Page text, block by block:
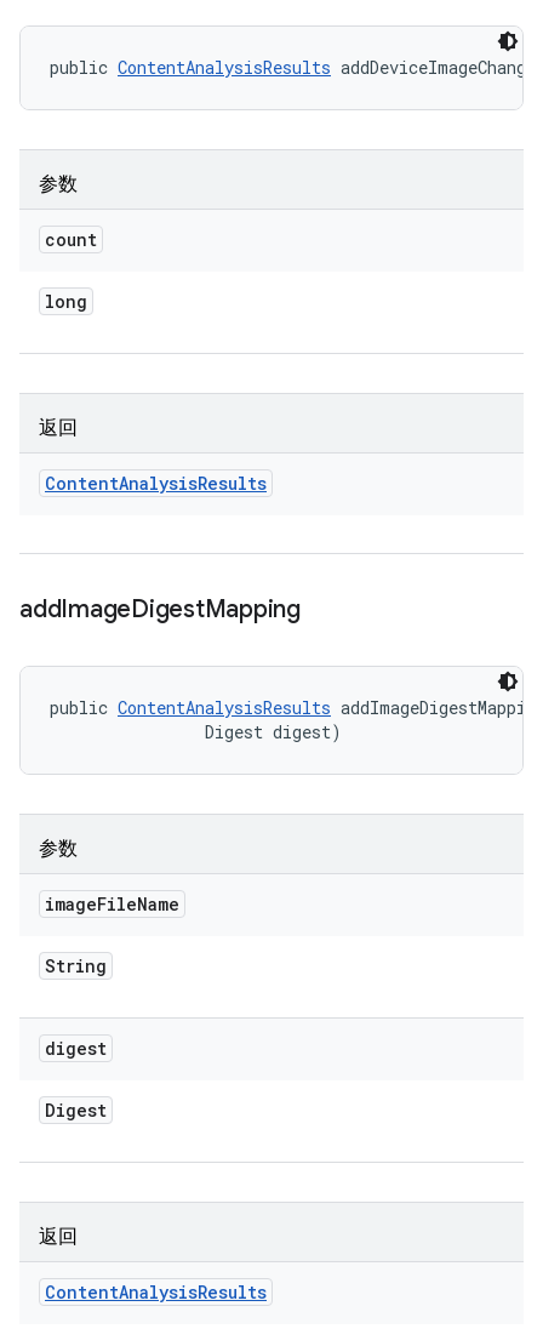
public ContentAnalysisResults
参数
count
long
返回
ContentAnalysisResults
addImageDigestMapping
public ContentAnalysisResults
                Digest digest)
参数
imageFileName
String
digest
Digest
返回
ContentAnalysisResults